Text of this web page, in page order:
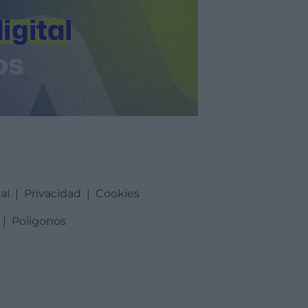
| Privacidad | Cookies
| Poligonos